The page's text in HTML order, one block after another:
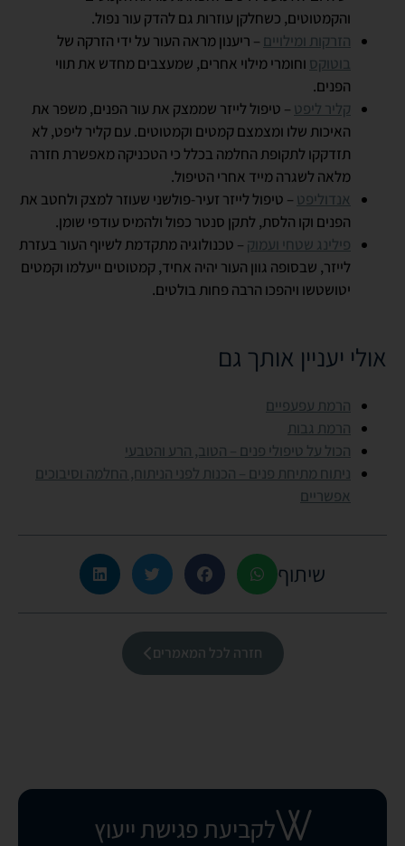
והקמטוטים, כשחלקן עוזרות גם להדק עור נפול.
הזרקות ומילויים – ריענון מראה העור על ידי הזרקה של
בוטוקס וחומרי מילוי אחרים, שמעצבים מחדש את תווי
הפנים.
קליר ליפט – טיפול לייזר שממצק את עור הפנים, משפר את
האיכות שלו ומצמצם קמטים וקמטוטים. עם קליר ליפט, לא
תזדקקו לתקופת החלמה בכלל כי הטכניקה מאפשרת חזרה
מלאה לשגרה מייד אחרי הטיפול.
אנדוליפט – טיפול לייזר זעיר-פולשני שעוזר למצק ולחטב את
הפנים וקו הלסת, לתקן סנטר כפול ולהמיס עודפי שומן.
פילינג שטחי ועמוק – טכנולוגיה מתקדמת לשיוף העור בעזרת
לייזר, שבסופה גוון העור יהיה אחיד, קמטוטים ייעלמו וקמטים
יטושטשו ויהפכו הרבה פחות בולטים.
אולי יעניין אותך גם
הרמת עפעפיים
הרמת גבות
הכול על טיפולי פנים – הטוב, הרע והטבעי
ניתוח מתיחת פנים – הכנות לפני הניתוח, החלמה וסיבוכים
אפשריים
שיתוף
חזרה לכל המאמרים
לקביעת פגישת ייעוץ